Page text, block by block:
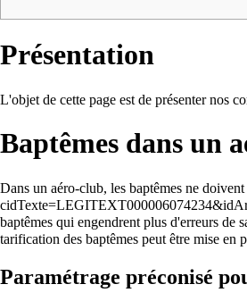
Présentation
L'objet de cette page est de présenter nos
Baptêmes dans un
Dans un aéro-club, les baptêmes ne
baptêmes qui engendrent plus d'erreurs de
tarification des baptêmes peut être mise en
Paramétrage préconisé